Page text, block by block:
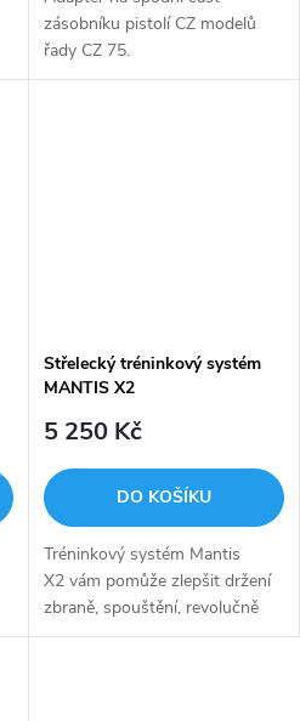
zásobníku pistolí CZ modelů
řady CZ 75.
Střelecký tréninkový systém
MANTIS X2
5 250 Kč
DO KOŠÍKU
Tréninkový systém Mantis
X2 vám pomůže zlepšit držení
zbraně, spouštění, revolučně
zvýší efektivitu střeleckého